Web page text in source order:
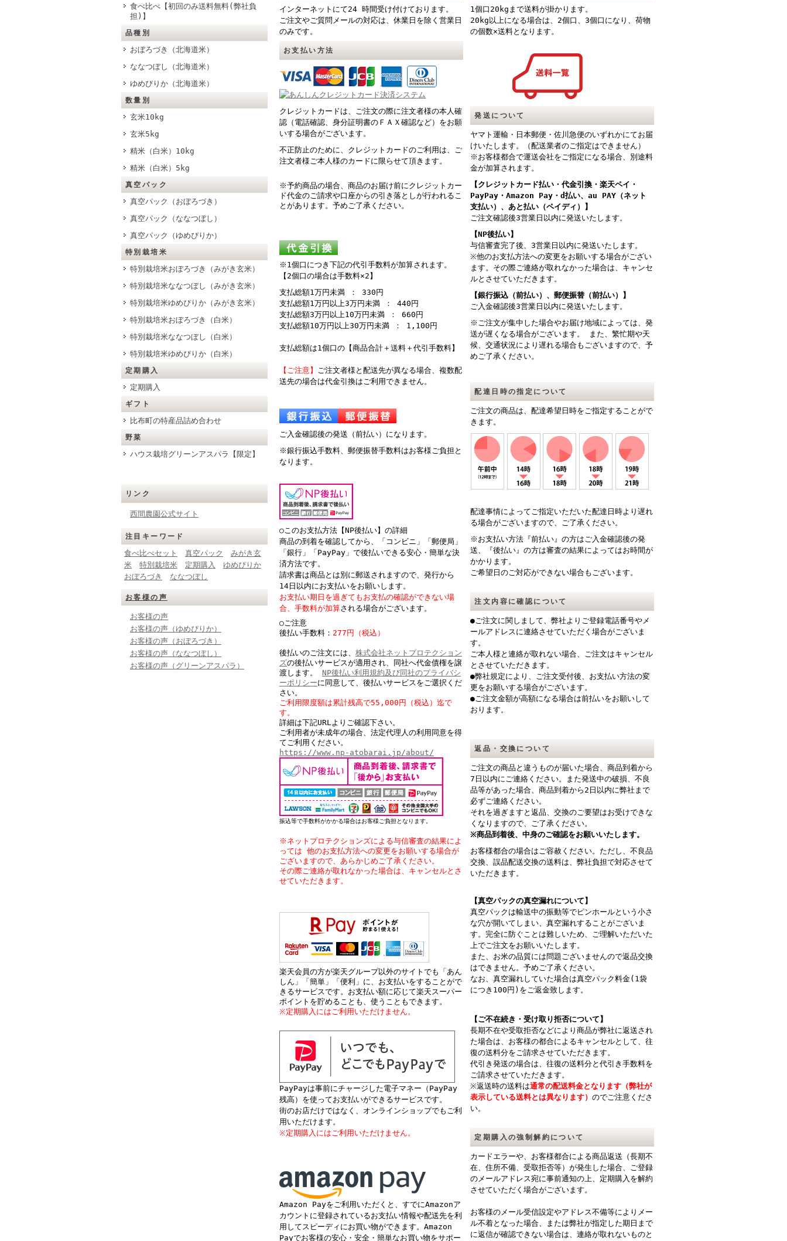
食べ比べ【初回のみ送料無料(弊社負
担)】
品種別
おぼろづき（北海道米）
ななつぼし（北海道米）
ゆめぴりか（北海道米）
数量別
玄米10kg
玄米5kg
精米（白米）10kg
精米（白米）5kg
真空パック
真空パック（おぼろづき）
真空パック（ななつぼし）
真空パック（ゆめぴりか）
特別栽培米
特別栽培米おぼろづき（みがき玄米）
特別栽培米ななつぼし（みがき玄米）
特別栽培米ゆめぴりか（みがき玄米）
特別栽培米おぼろづき（白米）
特別栽培米ななつぼし（白米）
特別栽培米ゆめぴりか（白米）
定期購入
定期購入
ギフト
比布町の特産品詰め合わせ
野菜
ハウス栽培グリーンアスパラ【限定】
リンク
西間農園公式サイト
注目キーワード
食べ比べセット 真空パック
みがき玄
米
特別栽培米 定期購入
ゆめぴりか
おぼろづき
ななつぼし
お客様の声
お客様の声
お客様の声（ゆめぴりか）
お客様の声（おぼろづき）
お客様の声（ななつぼし）
お客様の声（グリーンアスパラ）
インターネットにて24 時間受け付けております。
ご注文やご質問メールの対応は、休業日を除く営業日
のみです。
お支払い方法
クレジットカードは、ご注文の際に注文者様の本人確
認（電話確認、身分証明書のＦＡＸ確認など）をお願
いする場合がございます。
不正防止のために、クレジットカードのご利用は、ご
注文者様ご本人様のカードに限らせて頂きます。
※予約商品の場合、商品のお届け前にクレジットカー
ド代金のご請求や口座からの引き落としが行われるこ
とがあります。予めご了承ください。
※1個口につき下記の代引手数料が加算されます。
【2個口の場合は手数料×2】
支払総額1万円未満 ： 330円
支払総額1万円以上3万円未満 ： 440円
支払総額3万円以上10万円未満 ： 660円
支払総額10万円以上30万円未満 ： 1,100円
支払総額は1個口の【商品合計＋送料＋代引手数料】
【ご注意】 ご注文者様と配送先が異なる場合、複数配
送先の場合は代金引換はご利用できません。
ご入金確認後の発送（前払い）になります。
※銀行振込手数料、郵便振替手数料はお客様ご負担と
なります。
○このお支払方法【NP後払い】の詳細
商品の到着を確認してから、「コンビニ」「郵便局」
「銀行」「PayPay」で後払いできる安心・簡単な決
済方法です。
請求書は商品とは別に郵送されますので、発行から
14日以内にお支払いをお願いします。
お支払い期日を過ぎてもお支払の確認ができない場
合、手数料が加算される場合がございます。
○ご注意
後払い手数料： 277円（税込）
後払いのご注文には、 株式会社ネットプロテクション
ズの後払いサービスが適用され、同社へ代金債権を譲
渡します。 NP後払い利用規約及び同社のプライバシ
ーポリシーに同意して、後払いサービスをご選択くだ
さい。
ご利用限度額は累計残高で55,000円（税込）迄で
す。
詳細は下記URLよりご確認下さい。
ご利用者が未成年の場合、法定代理人の利用同意を得
てご利用ください。
https://www.np-atobarai.jp/about/
振込等で手数料がかかる場合はお客様ご負担となります。
※ネットプロテクションズによる与信審査の結果によ
っては 他のお支払方法への変更をお願いする場合が
ございますので、あらかじめご了承ください。
その際ご連絡が取れなかった場合は、キャンセルとさ
せていただきます。
楽天会員の方が楽天グループ以外のサイトでも「あん
しん」「簡単」「便利」に、お支払いをすることがで
きるサービスです。お支払い額に応じて楽天スーパー
ポイントを貯めることも、使うこともできます。
※定期購入にはご利用いただけません。
PayPayは事前にチャージした電子マネー（PayPay
残高）を使ってお支払いができるサービスです。
街のお店だけではなく、オンラインショップでもご利
用いただけます。
※定期購入にはご利用いただけません。
Amazon Payをご利用いただくと、すでにAmazonア
カウントに登録されているお支払い情報や配送先を利
用してスピーディにお買い物ができます。Amazon
Payでお客様の安心・安全・簡単なお買い物をサポー
1個口20kgまで送料が掛かります。
20kg以上になる場合は、2個口、3個口になり、荷物
の個数×送料となります。
発送について
ヤマト運輸・日本郵便・佐川急便のいずれかにてお届
けいたします。（配送業者のご指定はできません）
※お客様都合で運送会社をご指定になる場合、別途料
金が加算されます。
【クレジットカード払い・代金引換 ・楽天ペイ・
PayPay・Amazon Pay・d払い、au PAY（ネット
支払い）、あと払い（ペイディ）】
ご注文確認後3営業日以内に発送いたします。
【NP後払い】
与信審査完了後、3営業日以内に発送いたします。
※他のお支払方法への変更をお願いする場合がござい
ます。その際ご連絡が取れなかった場合は、キャンセ
ルとさせていただきます。
【銀行振込（前払い）、郵便振替（前払い）】
ご入金確認後3営業日以内に発送いたします。
※ご注文が集中した場合やお届け地域によっては、発
送が遅くなる場合がございます。 また、繁忙期や天
候、交通状況により遅れる場合もございますので、予
めご了承ください。
配達日時の指定について
ご注文の商品は、配達希望日時をご指定することがで
きます。
配達事情によってご指定いただいた配達日時より遅れ
る場合がございますので、ご了承ください。
※お支払い方法『前払い』の方はご入金確認後の発
送、『後払い』の方は審査の結果によってはお時間が
かかります。
ご希望日のご対応ができない場合もございます。
注文内容に確認について
●ご注文に関しまして、弊社よりご登録電話番号やメ
ールアドレスに連絡させていただく場合がございま
す。
ご本人様と連絡が取れない場合、ご注文はキャンセル
とさせていただきます。
●弊社規定により、ご注文受付後、お支払い方法の変
更をお願いする場合がございます。
●ご注文金額が高額になる場合は前払いをお願いして
おります。
返品・交換について
ご注文の商品と違うものが届いた場合、商品到着から
7日以内にご連絡ください。また発送中の破損、不良
品等があった場合、商品到着から2日以内に弊社まで
必ずご連絡ください。
それを過ぎますと返品、交換のご要望はお受けできな
くなりますので、ご了承ください。
※商品到着後、中身のご確認をお願いいたします。
お客様都合の場合はご容赦ください。ただし、不良品
交換、誤品配送交換の送料は、弊社負担で対応させて
いただきます。
【真空パックの真空漏れについて】
真空パックは輸送中の振動等でピンホールという小さ
な穴が開いてしまい、真空漏れすることがございま
す。完全に防ぐことは難しいため、ご理解いただいた
上でご注文をお願いいたします。
また、お米の品質には問題ございませんので返品交換
はできません。予めご了承ください。
なお、真空漏れしていた場合は真空パック料金(1袋
につき100円)をご返金致します。
【ご不在続き・受け取り拒否について】
長期不在や受取拒否などにより商品が弊社に返送され
た場合は、お客様の都合によるキャンセルとして、往
復の送料分をご請求させていただきます。
代引き発送の場合は、往復の送料分と代引き手数料を
ご請求させていただきます。
※返送時の送料は通常の配送料金となります（弊社が
表示している送料とは異なります）のでご注意くださ
い。
定期購入の強制解約について
カードエラーや、お客様都合による商品返送（長期不
在、住所不備、受取拒否等）が発生した場合、ご登録
のメールアドレス宛に事前通知の上、定期購入を解約
させていただく場合がございます。
お客様のメール受信設定やアドレス不備等によりメー
ル不着となった場合、または弊社が指定した期日まで
に返信が確認できない場合は、連絡が取れないものと